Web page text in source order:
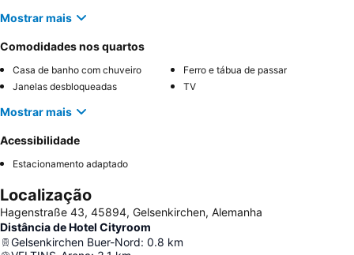
Mostrar mais
Comodidades nos quartos
Casa de banho com chuveiro
Ferro e tábua de passar
Janelas desbloqueadas
TV
Mostrar mais
Acessibilidade
Estacionamento adaptado
Localização
Hagenstraße 43, 45894, Gelsenkirchen, Alemanha
Distância de Hotel Cityroom
Gelsenkirchen Buer-Nord: 0.8 km